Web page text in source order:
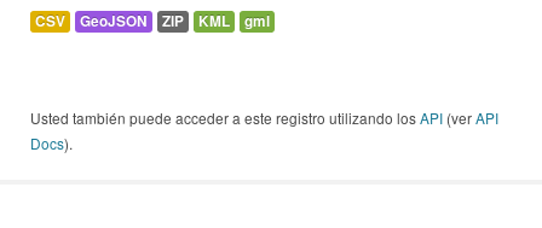
CSV GeoJSON ZIP KML gml
Usted también puede acceder a este registro utilizando losAPI (verAPI
Docs).